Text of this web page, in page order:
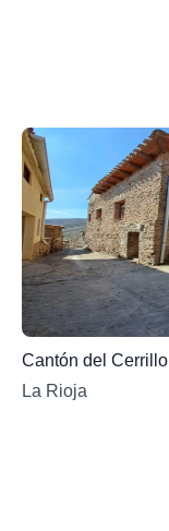
Cantón del Cerrillo
La Rioja